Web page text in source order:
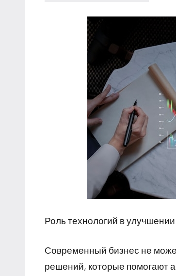
Роль технологий в
Современный бизнес не
решений, которые помогают